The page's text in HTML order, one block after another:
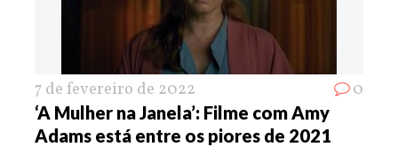
7 de fevereiro de 2022 0
‘A Mulher na Janela’: Filme com Amy
Adams está entre os piores de 2021